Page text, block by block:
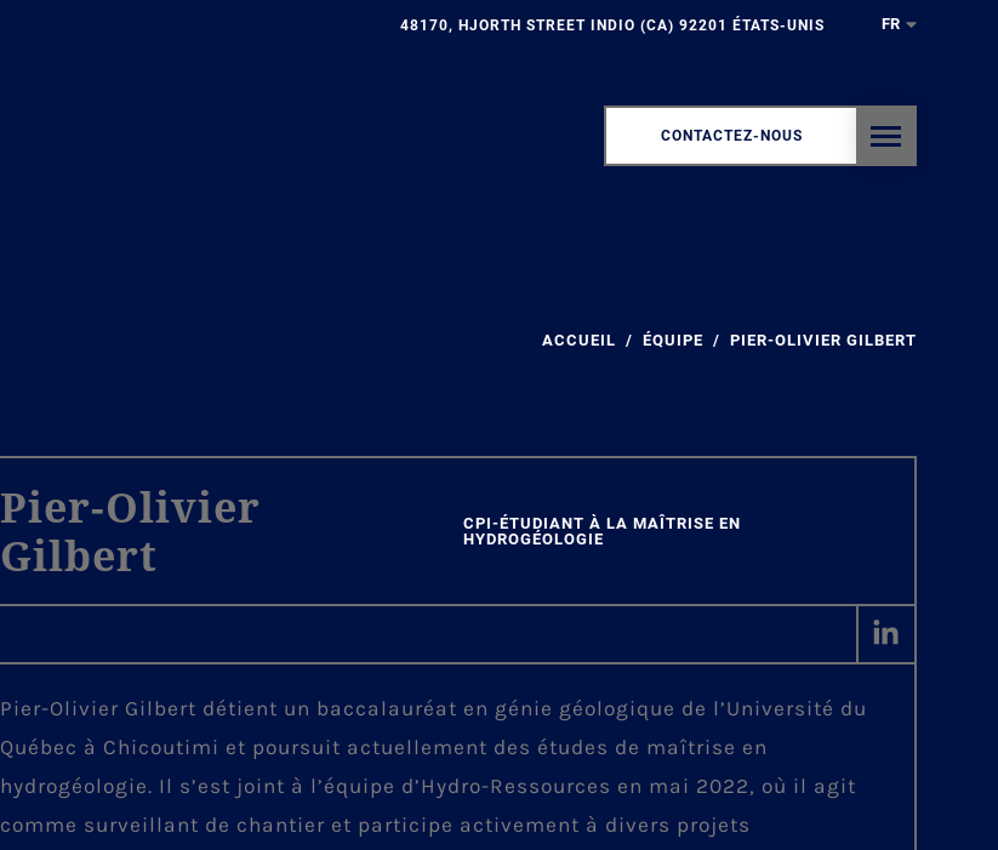
48170, HJORTH STREET INDIO (CA) 92201 ÉTATS-UNIS FR
CONTACTEZ-NOUS
ACCUEIL ÉQUIPE PIER-OLIVIER GILBERT
Pier-Olivier
Gilbert
CPI-ÉTUDIANT À LA MAÎTRISE EN
HYDROGÉOLOGIE
Pier-Olivier Gilbert détient un baccalauréat en génie géologique de l’Université du
Québec à Chicoutimi et poursuit actuellement des études de maîtrise en
hydrogéologie. Il s’est joint à l’équipe d’Hydro-Ressources en mai 2022, où il agit
comme surveillant de chantier et participe activement à divers projets